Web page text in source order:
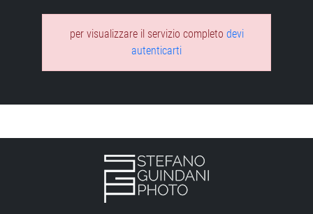
per visualizzare il servizio completo devi
autenticarti